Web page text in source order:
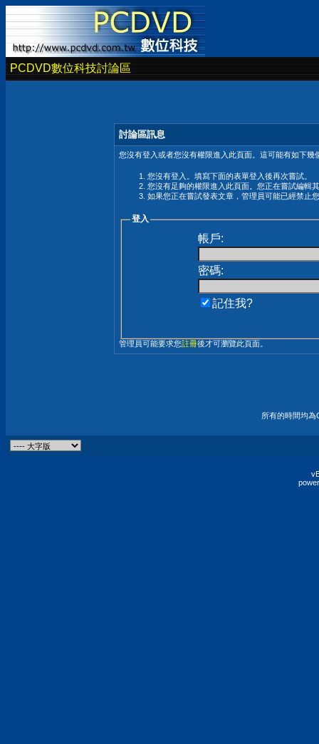
PCDVD數位科技討論區
討論區訊息
您沒有登入或者您沒有權限進入此頁面。這可能有如下幾
您沒有登入。填寫下面的表單登入後再次嘗試。
您沒有足夠的權限進入此頁面。您正在嘗試編輯
如果您正在嘗試發表文章，管理員可能已經禁止
登入
帳戶:
密碼:
記住我?
管理員可能要求您註冊後才可瀏覽此頁面。
所有的時間均為